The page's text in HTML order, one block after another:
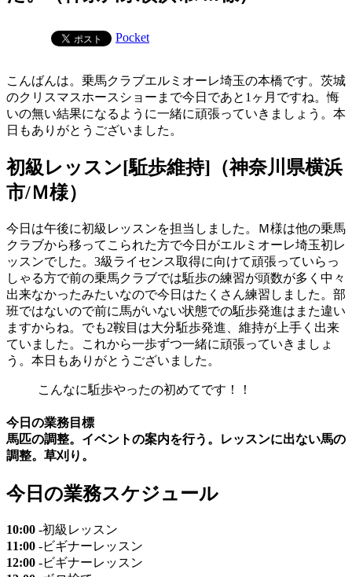
Pocket
こんばんは。乗馬クラブエルミオーレ埼玉の本橋です。茨城
のクリスマスホースショーまで今日であと1ヶ月ですね。悔
いの無い結果になるように一緒に頑張っていきましょう。本
日もありがとうございました。
初級レッスン[駈歩維持]（神奈川県横浜
市/Ｍ様）
今日は午後に初級レッスンを担当しました。Ｍ様は他の乗馬
クラブから移ってこられた方で今日がエルミオーレ埼玉初レ
ッスンでした。3級ライセンス取得に向けて頑張っていらっ
しゃる方で前の乗馬クラブでは駈歩の練習が頭数が多く中々
出来なかったみたいなので今日はたくさん練習しました。部
班ではないので前に馬がいない状態での駈歩発進はまた違い
ますからね。でも2鞍目は大分駈歩発進、維持が上手く出来
ていました。これから一歩ずつ一緒に頑張っていきましょ
う。本日もありがとうございました。
こんなに駈歩やったの初めてです！！
今日の業務目標
馬匹の調整。イベントの案内を行う。レッスンに出ない馬の
調整。草刈り。
今日の業務スケジュール
10:00 -初級レッスン
11:00 -ビギナーレッスン
12:00 -ビギナーレッスン